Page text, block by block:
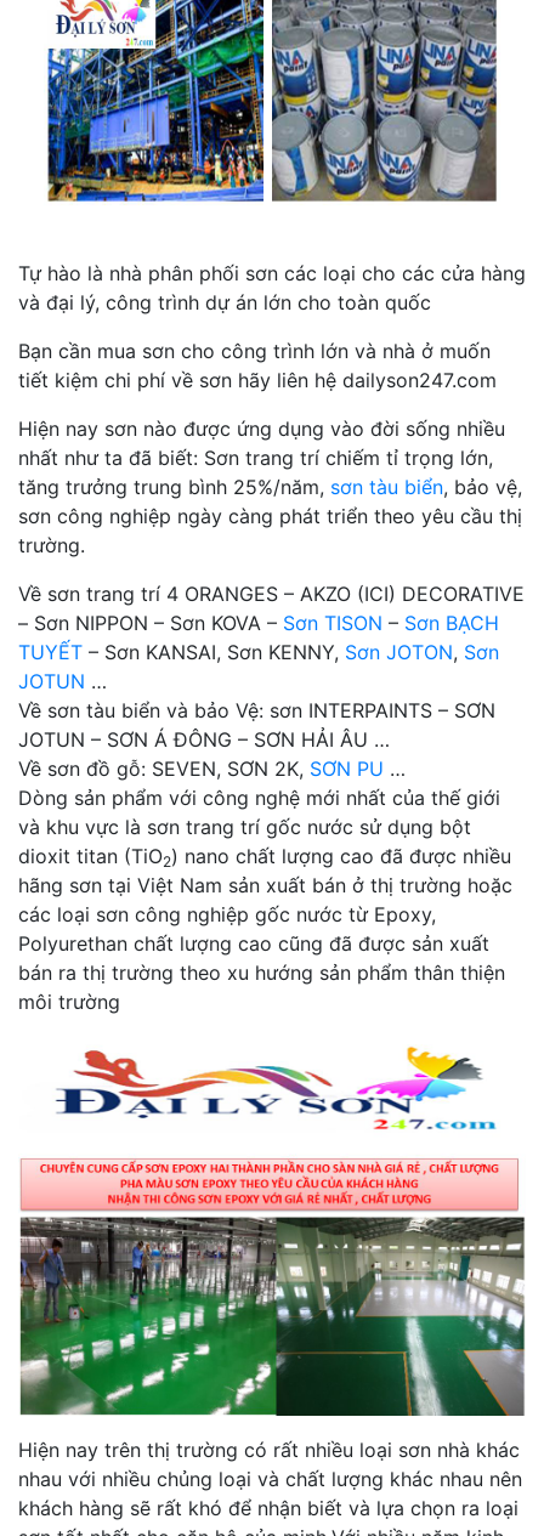
Tự hào là nhà phân phối sơn các loại cho các cửa hàng
và đại lý, công trình dự án lớn cho toàn quốc
Bạn cần mua sơn cho công trình lớn và nhà ở muốn
tiết kiệm chi phí về sơn hãy liên hệ dailyson247.com
Hiện nay sơn nào được ứng dụng vào đời sống nhiều
nhất như ta đã biết: Sơn trang trí chiếm tỉ trọng lớn,
tăng trưởng trung bình 25%/năm, sơn tàu biển, bảo vệ,
sơn công nghiệp ngày càng phát triển theo yêu cầu thị
trường.
Về sơn trang trí 4 ORANGES – AKZO (ICI) DECORATIVE
– Sơn NIPPON – Sơn KOVA – Sơn TISON – Sơn BẠCH
TUYẾT – Sơn KANSAI, Sơn KENNY, Sơn JOTON, Sơn
JOTUN …
Về sơn tàu biển và bảo Vệ: sơn INTERPAINTS – SƠN
JOTUN – SƠN Á ĐÔNG – SƠN HẢI ÂU …
Về sơn đồ gỗ: SEVEN, SƠN 2K, SƠN PU …
Dòng sản phẩm với công nghệ mới nhất của thế giới
và khu vực là sơn trang trí gốc nước sử dụng bột
dioxit titan (TiO2) nano chất lượng cao đã được nhiều
hãng sơn tại Việt Nam sản xuất bán ở thị trường hoặc
các loại sơn công nghiệp gốc nước từ Epoxy,
Polyurethan chất lượng cao cũng đã được sản xuất
bán ra thị trường theo xu hướng sản phẩm thân thiện
môi trường
Hiện nay trên thị trường có rất nhiều loại sơn nhà khác
nhau với nhiều chủng loại và chất lượng khác nhau nên
khách hàng sẽ rất khó để nhận biết và lựa chọn ra loại